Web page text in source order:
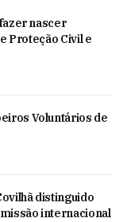
nascer
Proteção Civil e
Voluntários de
distinguido
internacional